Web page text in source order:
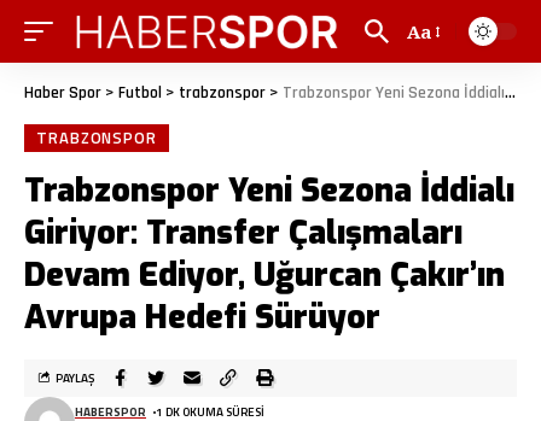
Aa
Haber Spor > Futbol > trabzonspor > Trabzonspor Yeni Sezona İddialı Giriyor: Transfer Çalışmaları Devam Ediyor, Uğurcan Çakır’ın Avrupa Hedefi Sürüyor
TRABZONSPOR
Trabzonspor Yeni Sezona İddialı
Giriyor: Transfer Çalışmaları
Devam Ediyor, Uğurcan Çakır’ın
Avrupa Hedefi Sürüyor
HABERSPOR 1 DK OKUMA SÜRESI
PAYLAŞ